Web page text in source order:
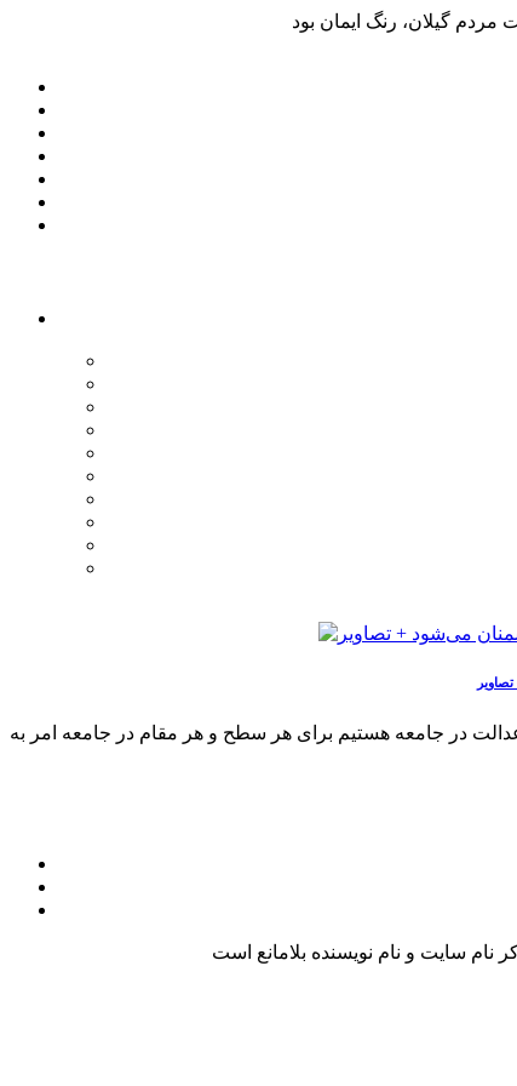
در جامعه هستیم برای هر سطح و هر مقام در جامعه امر به
سایت و نام نویسنده بلامانع است